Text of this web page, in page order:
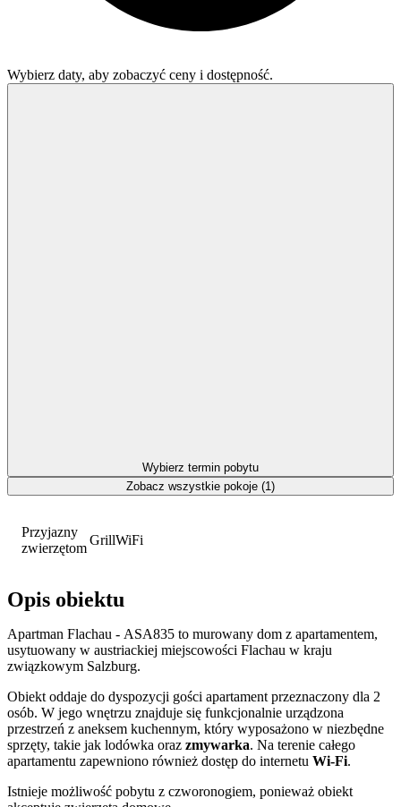
Przyjazny
zwierzętom
GrillWiFi
Opis obiektu
Apartman Flachau - ASA835 to murowany dom z apartamentem,
usytuowany w austriackiej miejscowości Flachau w kraju
związkowym Salzburg.
Obiekt oddaje do dyspozycji gości apartament przeznaczony dla 2
osób. W jego wnętrzu znajduje się funkcjonalnie urządzona
przestrzeń z aneksem kuchennym, który wyposażono w niezbędne
sprzęty, takie jak lodówka oraz zmywarka. Na terenie całego
apartamentu zapewniono również dostęp do internetu Wi-Fi.
Istnieje możliwość pobytu z czworonogiem, ponieważ obiekt
Wybierz daty, aby zobaczyć ceny i dostępność.
Wybierz termin pobytu
Zobacz wszystkie pokoje (1)